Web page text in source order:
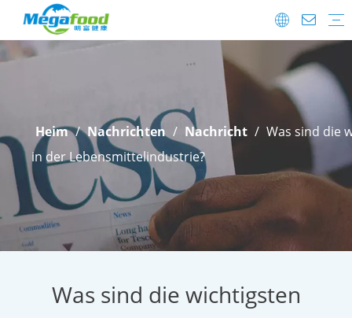
Heim / Nachrichten / Nachricht / Was sind die
in der Lebensmittelindustrie?
Was sind die wichtigsten